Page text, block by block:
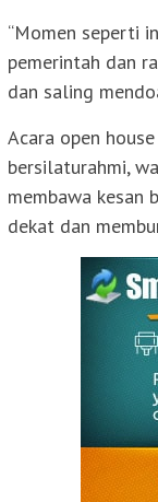
“Momen seperti
pemerintah dan
dan saling
Acara open
bersilaturahmi,
membawa kesan
dekat dan